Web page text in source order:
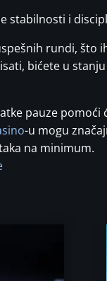
stabilnosti i
rundi, što
bićete u
pauze pomoći
-u mogu
na minimum.